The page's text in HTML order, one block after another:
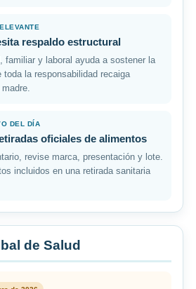
respaldo estructural
familiar y laboral ayuda a sostener la
la responsabilidad recaiga
DEL DÍA
oficiales de alimentos
revise marca, presentación y lote.
incluidos en una retirada sanitaria
de Salud